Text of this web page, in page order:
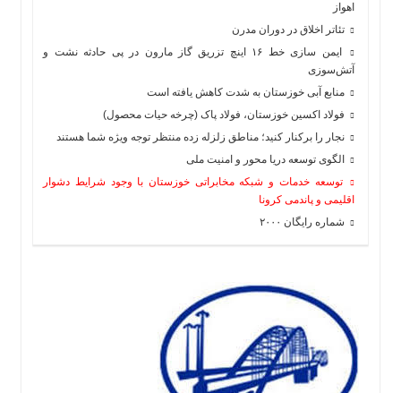
اهواز
تئاتر اخلاق در دوران مدرن
ایمن سازی خط ۱۶ اینچ تزریق گاز مارون در پی حادثه نشت و
آتش‌سوزی
منابع آبی خوزستان به شدت کاهش یافته است
فولاد اکسین خوزستان، فولاد پاک (چرخه حیات محصول)
نجار را برکنار کنید؛ مناطق زلزله زده منتظر توجه ویژه شما هستند
الگوی توسعه دریا محور و امنیت ملی
توسعه خدمات و شبکه مخابراتی خوزستان با وجود شرایط دشوار
اقلیمی و پاندمی کرونا
شماره رایگان ۲۰۰۰